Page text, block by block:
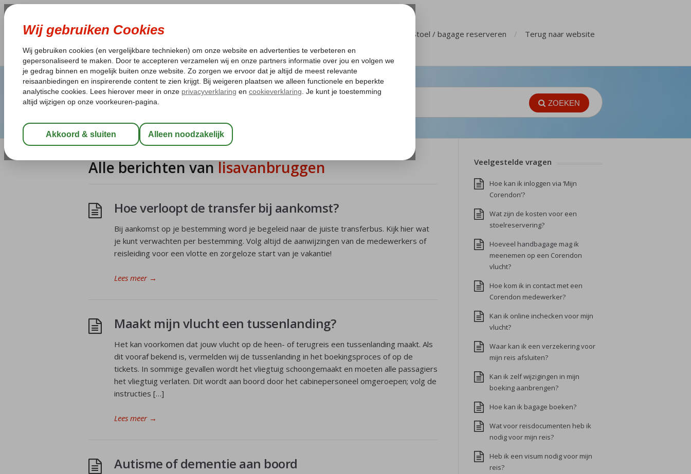
Stoel / bagage reserveren Terug naar website
ZOEKEN
Alle berichten van lisavanbruggen
Hoe verloopt de transfer bij aankomst?
Bij aankomst op je bestemming word je begeleid naar de juiste transferbus. Kijk hier wat
je kunt verwachten per bestemming. Volg altijd de aanwijzingen van de medewerkers of
reisleiding voor een vlotte en zorgeloze start van je vakantie!
Lees meer→
Maakt mijn vlucht een tussenlanding?
Het kan voorkomen dat jouw vlucht op de heen- of terugreis een tussenlanding maakt. Als
dit vooraf bekend is, vermelden wij de tussenlanding in het boekingsproces of op de
tickets. In sommige gevallen wordt het vliegtuig schoongemaakt en moeten alle passagiers
het vliegtuig verlaten. Dit wordt aan boord door het cabinepersoneel omgeroepen; volg de
instructies […]
Lees meer→
Autisme of dementie aan boord
Veelgestelde vragen
Hoe kan ik inloggen via ‘Mijn
Corendon’?
Wat zijn de kosten voor een
stoelreservering?
Hoeveel handbagage mag ik
meenemen op een Corendon
vlucht?
Hoe kom ik in contact met een
Corendon medewerker?
Kan ik online inchecken voor mijn
vlucht?
Waar kan ik een verzekering voor
mijn reis afsluiten?
Kan ik zelf wijzigingen in mijn
boeking aanbrengen?
Hoe kan ik bagage boeken?
Wat voor reisdocumenten heb ik
nodig voor mijn reis?
Heb ik een visum nodig voor mijn
reis?